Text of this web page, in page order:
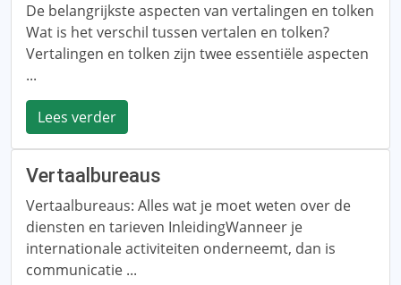
De belangrijkste aspecten van vertalingen en tolken
Wat is het verschil tussen vertalen en tolken?
Vertalingen en tolken zijn twee essentiële aspecten
...
Lees verder
Vertaalbureaus
Vertaalbureaus: Alles wat je moet weten over de
diensten en tarieven InleidingWanneer je
internationale activiteiten onderneemt, dan is
communicatie ...